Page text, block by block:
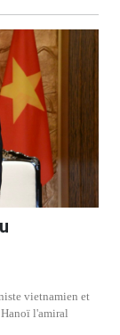
vietnamien et
l'amiral